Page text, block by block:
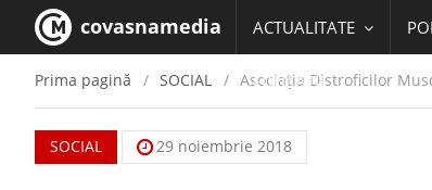
covasnamedia ACTUALITATE
EDUCATIE
Prima pagină SOCIAL Asociaţia Distroficilor
SOCIAL 29 noiembrie 2018